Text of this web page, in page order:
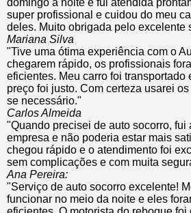
domingo à noite e fui atendida
super profissional e cuidou do meu
deles. Muito obrigada pelo excelente
Mariana Silva
"Tive uma ótima experiência com o
chegarem rápido, os profissionais
eficientes. Meu carro foi transportado
preço foi justo. Com certeza usarei
se necessário."
Carlos Almeida
"Quando precisei de auto socorro, fui
empresa e não poderia estar mais
chegou rápido e o atendimento foi
sem complicações e com muita
Ana Pereira:
"Serviço de auto socorro excelente!
funcionar no meio da noite e eles